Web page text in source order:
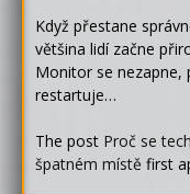
Když přestane
většina lidí začne
Monitor se nezapne,
restartuje…
The post Proč se
špatném místě first